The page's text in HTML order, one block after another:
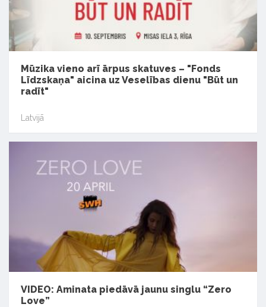
Mūzika vieno arī ārpus skatuves – "Fonds
Līdzskaņa" aicina uz Veselības dienu "Būt un
radīt"
Latvijā
VIDEO: Aminata piedāvā jaunu singlu “Zero
Love”